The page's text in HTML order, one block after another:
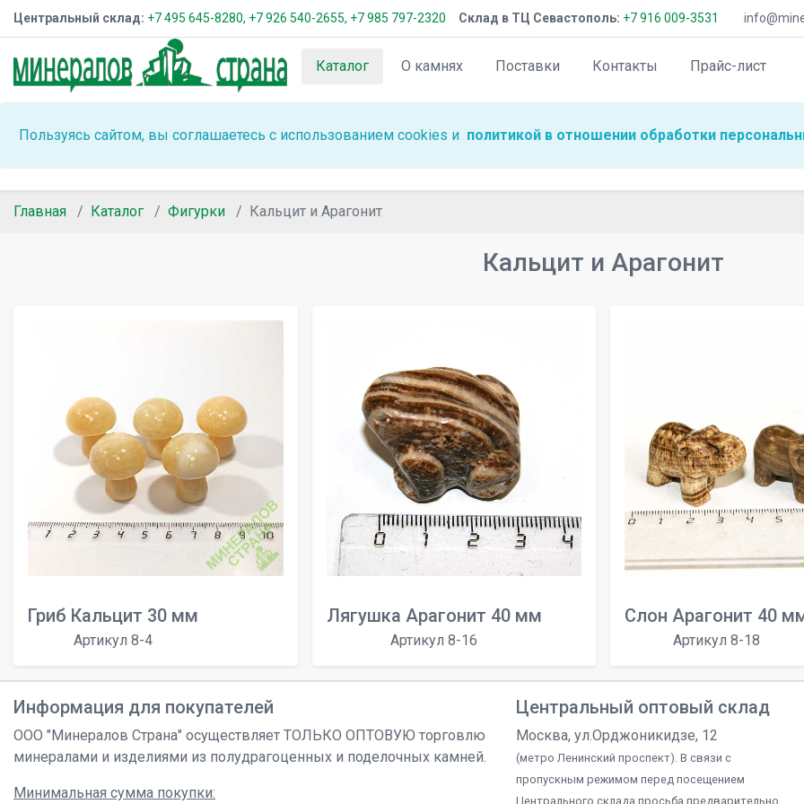
Центральный склад: +7 495 645-8280, +7 926 540-2655, +7 985 797-2320 Склад в ТЦ Севастополь: +7 916 009-3531
Каталог О камнях Поставки Контакты Прайс-лист
Пользуясь сайтом, вы соглашаетесь с использованием cookies и политикой в отношении обработки
Главная Каталог Фигурки Кальцит и Арагонит
Кальцит и Арагонит
Гриб Кальцит 30 мм
Артикул 8-4
Лягушка Арагонит 40 мм
Артикул 8-16
Слон Арагонит 40
Артикул 8-18
Информация для покупателей
ООО "Минералов Страна" осуществляет ТОЛЬКО ОПТОВУЮ торговлю
минералами и изделиями из полудрагоценных и поделочных камней.
Минимальная сумма покупки:
Центральный оптовый склад
Москва, ул.Орджоникидзе, 12
(метро Ленинский проспект). В связи с
пропускным режимом перед посещением
Центрального склада просьба предварительно